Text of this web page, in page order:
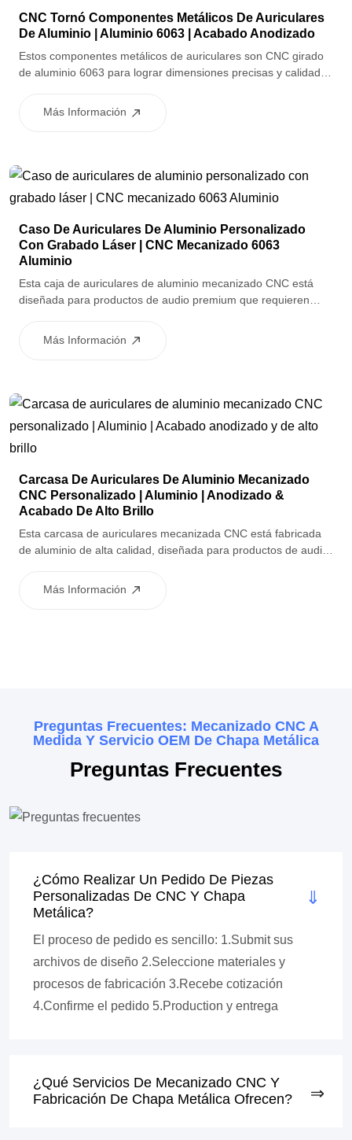
CNC Tornó Componentes Metálicos De Auriculares
De Aluminio | Aluminio 6063 | Acabado Anodizado
Estos componentes metálicos de auriculares son CNC girado
de aluminio 6063 para lograr dimensiones precisas y calidad
resistencia a la corrosión mientras mantiene una apariencia
Más Información
Caso De Auriculares De Aluminio Personalizado
Con Grabado Láser | CNC Mecanizado 6063
Aluminio
Esta caja de auriculares de aluminio mecanizado CNC está
diseñada para productos de audio premium que requieren
Fabricada en aluminio 6063 y acabada con anodización de
para productos de auriculares personalizados.
Más Información
Carcasa De Auriculares De Aluminio Mecanizado
CNC Personalizado | Aluminio | Anodizado &
Acabado De Alto Brillo
Esta carcasa de auriculares mecanizada CNC está fabricada
de aluminio de alta calidad, diseñada para productos de audio
rendimiento estructural estable. A través del acabado
Más Información
Preguntas Frecuentes: Mecanizado CNC A
Medida Y Servicio OEM De Chapa Metálica
Preguntas Frecuentes
¿Cómo Realizar Un Pedido De Piezas
Personalizadas De CNC Y Chapa
Metálica?
El proceso de pedido es sencillo: 1.Submit sus
archivos de diseño 2.Seleccione materiales y
procesos de fabricación 3.Recebe cotización
4.Confirme el pedido 5.Production y entrega
¿Qué Servicios De Mecanizado CNC Y
Fabricación De Chapa Metálica Ofrecen?